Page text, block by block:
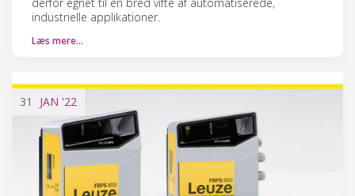
industrielle applikationer.
Læs mere…
31 JAN '22